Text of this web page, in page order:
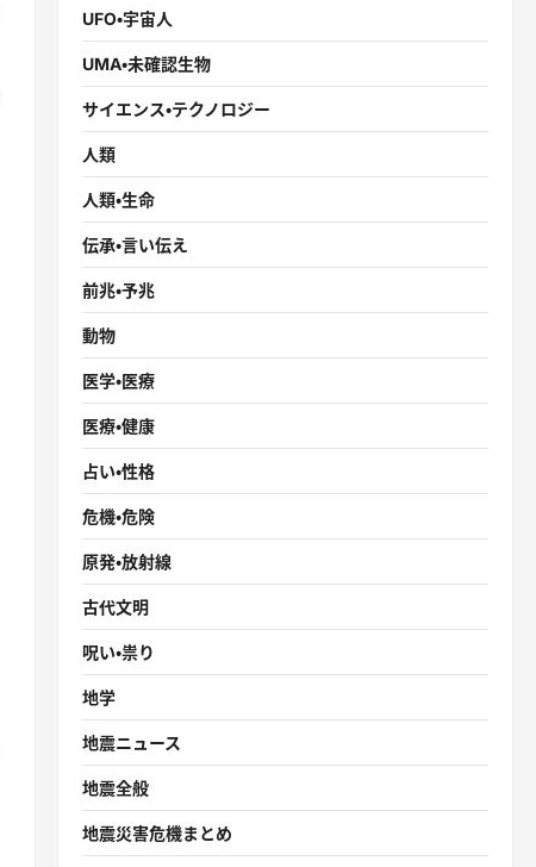
UFO・宇宙人
UMA・未確認生物
サイエンス・テクノロジー
人類
人類・生命
伝承・言い伝え
前兆・予兆
動物
医学・医療
医療・健康
占い・性格
危機・危険
原発・放射線
古代文明
呪い・祟り
地学
地震ニュース
地震全般
地震災害危機まとめ